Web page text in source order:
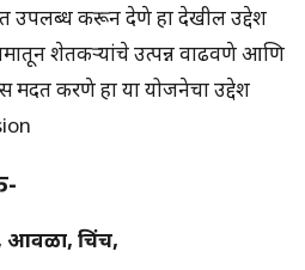
उपलब्ध करून देणे हा देखील उद्देश
शेतकऱ्यांचे उत्पन्न वाढवणे आणि
मदत करणे हा या योजनेचा उद्देश
आवळा, चिंच,